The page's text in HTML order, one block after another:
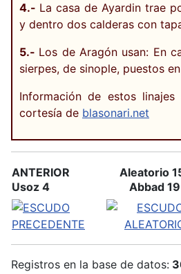
4.- La casa de Ayardin trae
y dentro dos calderas con
5.- Los de Aragón usan: En
sierpes, de sinople, puestos
Información de estos linajes
cortesía de blasonari.net
ANTERIOR
Usoz 4
Aleatorio
Abbad 19
Registros en la base de datos: